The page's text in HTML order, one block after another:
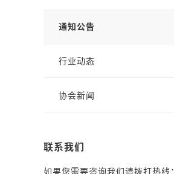
通知公告
行业动态
协会新闻
联系我们
如果您需要咨询我们请拨打热线：